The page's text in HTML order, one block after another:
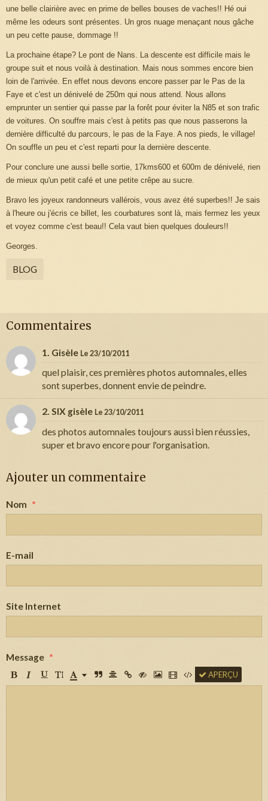
une belle clairière avec en prime de belles bouses de vaches!! Hé oui
même les odeurs sont présentes. Un gros nuage menaçant nous gâche
un peu cette pause, dommage !!
La prochaine étape? Le pont de Nans. La descente est difficile mais le
groupe suit et nous voilà à destination. Mais nous sommes encore bien
loin de l'arrivée. En effet nous devons encore passer par le Pas de la
Faye et c'est un dénivelé de 250m qui nous attend. Nous allons
emprunter un sentier qui passe par la forêt pour éviter la N85 et son trafic
de voitures. On souffre mais c'est à petits pas que nous passerons la
dernière difficulté du parcours, le pas de la Faye. A nos pieds, le village!
On souffle un peu et c'est reparti pour la dernière descente.
Pour conclure une aussi belle sortie, 17kms600 et 600m de dénivelé, rien
de mieux qu'un petit café et une petite crêpe au sucre.
Bravo les joyeux randonneurs vallérois, vous avez été superbes!! Je sais
à l'heure ou j'écris ce billet, les courbatures sont là, mais fermez les yeux
et voyez comme c'est beau!! Cela vaut bien quelques douleurs!!
Georges.
BLOG
Commentaires
1. Gisèle Le 23/10/2011
quel plaisir, ces premières photos automnales, elles
sont superbes, donnent envie de peindre.
2. SIX gisèle Le 23/10/2011
des photos automnales toujours aussi bien réussies,
super et bravo encore pour l'organisation.
Ajouter un commentaire
Nom
E-mail
Site Internet
Message
APERÇU